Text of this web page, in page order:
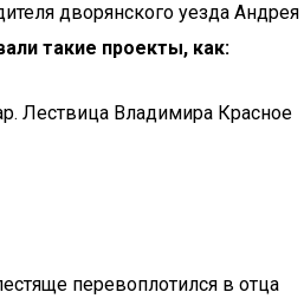
дворянского уезда Андрея
такие проекты, как:
Лествица Владимира Красное
перевоплотился в отца